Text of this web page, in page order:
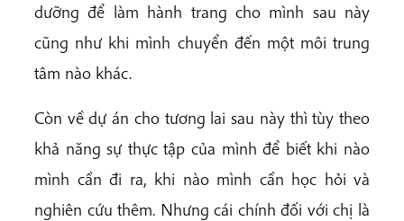
dưỡng để làm hành trang cho mình sau này
cũng như khi mình chuyển đến một môi trung
tâm nào khác.
Còn về dự án cho tương lai sau này thì tùy theo
khả năng sự thực tập của mình để biết khi nào
mình cần đi ra, khi nào mình cần học hỏi và
nghiên cứu thêm. Nhưng cái chính đối với chị là